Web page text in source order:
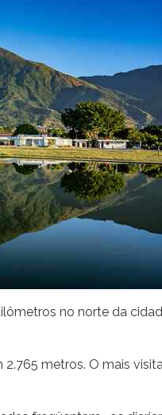
no norte da
metros. O mais